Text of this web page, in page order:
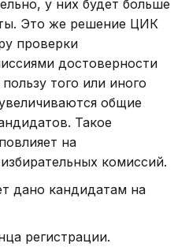
у них будет больше
Это же решение ЦИК
проверки
достоверности
того или иного
общие
Такое
на
комиссий.
дано кандидатам на
регистрации.